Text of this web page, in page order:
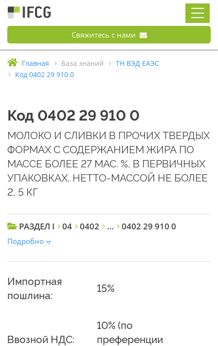
Свяжитесь с нами
Главная База знаний
ТН ВЭД ЕАЭС
Код 0402 29 910 0
Код 0402 29 910 0
МОЛОКО И СЛИВКИ В ПРОЧИХ ТВЕРДЫХ
ФОРМАХ С СОДЕРЖАНИЕМ ЖИРА ПО
МАССЕ БОЛЕЕ 27 МАС. %, В ПЕРВИЧНЫХ
УПАКОВКАХ, НЕТТО-МАССОЙ НЕ БОЛЕЕ
2, 5 КГ
РАЗДЕЛ I 04 0402 … 0402 29 910 0
Подробно
Импортная
пошлина:
15%
Ввозной НДС:
10% (по
преференции